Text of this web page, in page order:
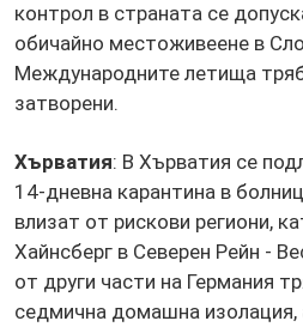
контрол в страната се
обичайно местоживеене в
Международните летища
затворени.
Хърватия: В Хърватия се
14-дневна карантина в
влизат от рискови региони,
Хайнсберг в Северен Рейн -
от други части на Германия
седмична домашна изолация,